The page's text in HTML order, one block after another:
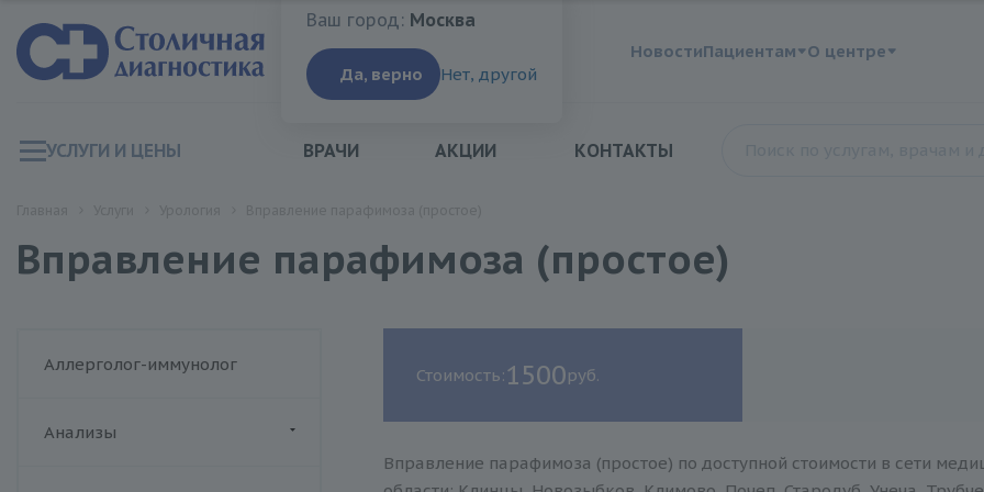
Ваш город:Москва
Ваш город: Москва
Да, верно Нет, другой
НовостиПациентам О центре
УСЛУГИ И ЦЕНЫ ВРАЧИ АКЦИИ КОНТАКТЫ
Вправление парафимоза (простое)
Аллерголог-иммунолог
Анализы
Стоимость:1500руб.
Вправление парафимоза (простое) по доступной стоимости в сети